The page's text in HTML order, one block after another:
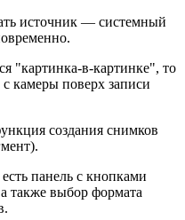
источник — системный
"картинка-в-картинке", то
камеры поверх записи
создания снимков
панель с кнопками
также выбор формата